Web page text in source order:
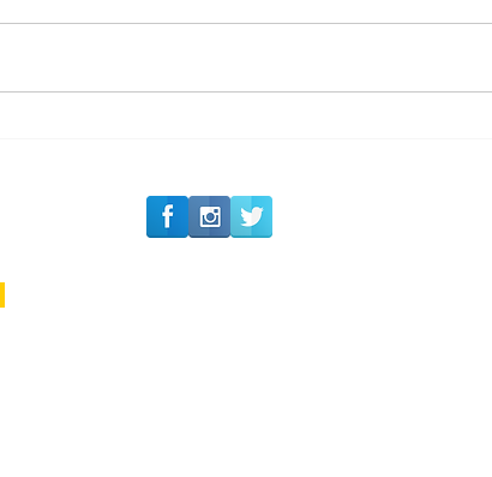
Solteirou!